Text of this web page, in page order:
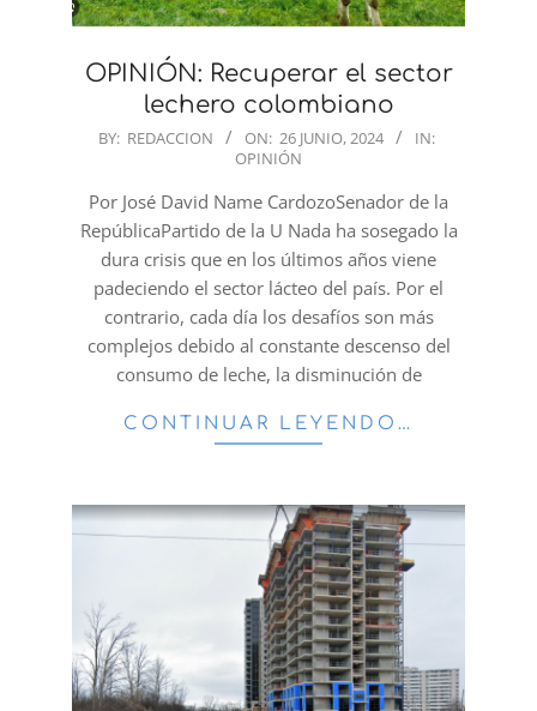
OPINIÓN: Recuperar el sector
lechero colombiano
2024-
26
BY: REDACCION ON: 26 JUNIO, 2024
IN:
OPINIÓN
Por José David Name CardozoSenador de la
RepúblicaPartido de la U Nada ha sosegado la
dura crisis que en los últimos años viene
padeciendo el sector lácteo del país. Por el
contrario, cada día los desafíos son más
complejos debido al constante descenso del
consumo de leche, la disminución de
CONTINUAR LEYENDO…